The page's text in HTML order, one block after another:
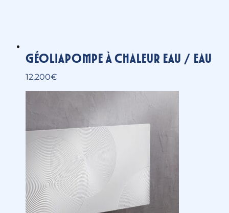
Irisium – Radiateur chaleur
douce design et innovant
1,790€